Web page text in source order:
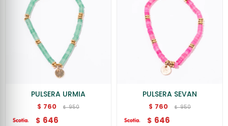
PULSERA URMIA
$ 760 $ 950
$ 646
PULSERA SEVAN
$ 760 $ 950
$ 646